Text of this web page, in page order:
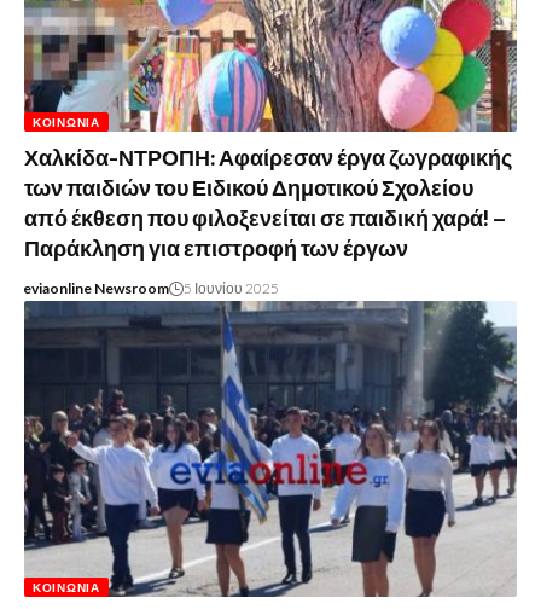
ΚΟΙΝΩΝΊΑ
Χαλκίδα-ΝΤΡΟΠΗ: Αφαίρεσαν έργα ζωγραφικής
των παιδιών του Ειδικού Δημοτικού Σχολείου
από έκθεση που φιλοξενείται σε παιδική χαρά! –
Παράκληση για επιστροφή των έργων
eviaonline Newsroom 5 Ιουνίου 2025
ΚΟΙΝΩΝΊΑ